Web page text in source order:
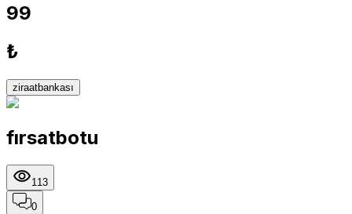
99
₺
ziraatbankası
fırsatbotu
113
0